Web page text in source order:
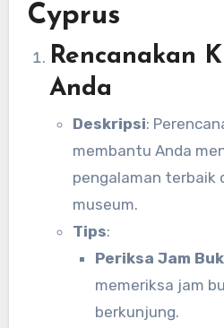
Cyprus
Rencanakan
Anda
Deskripsi:
membantu Anda
pengalaman terbaik
museum.
Tips:
Periksa Jam
memeriksa jam
berkunjung.